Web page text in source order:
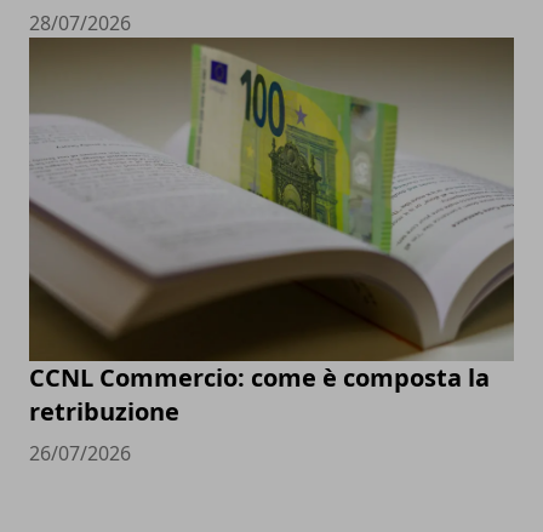
28/07/2026
CCNL Commercio: come è composta la
retribuzione
26/07/2026